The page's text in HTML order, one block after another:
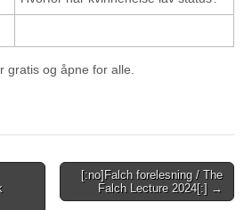
gratis og åpne for alle.
[:no]Falch forelesning / The
Falch Lecture 2024[:] →